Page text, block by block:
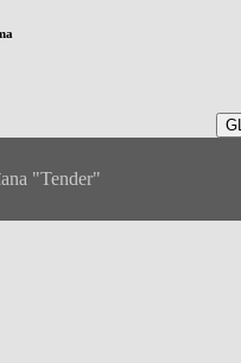
"Tender"